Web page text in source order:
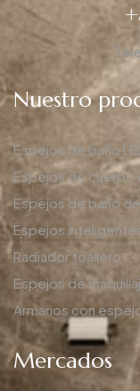
Nuestro
Espejos de baño
Espejos de cuerpo
Espejos de baño
Espejos
Radiador toallero
Espejos de
Armarios con
Mercados